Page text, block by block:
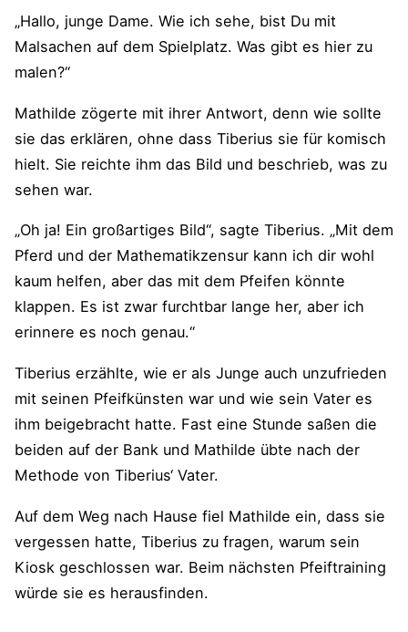
„Hallo, junge Dame. Wie ich sehe, bist Du mit
Malsachen auf dem Spielplatz. Was gibt es hier zu
malen?“
Mathilde zögerte mit ihrer Antwort, denn wie sollte
sie das erklären, ohne dass Tiberius sie für komisch
hielt. Sie reichte ihm das Bild und beschrieb, was zu
sehen war.
„Oh ja! Ein großartiges Bild“, sagte Tiberius. „Mit dem
Pferd und der Mathematikzensur kann ich dir wohl
kaum helfen, aber das mit dem Pfeifen könnte
klappen. Es ist zwar furchtbar lange her, aber ich
erinnere es noch genau.“
Tiberius erzählte, wie er als Junge auch unzufrieden
mit seinen Pfeifkünsten war und wie sein Vater es
ihm beigebracht hatte. Fast eine Stunde saßen die
beiden auf der Bank und Mathilde übte nach der
Methode von Tiberius‘ Vater.
Auf dem Weg nach Hause fiel Mathilde ein, dass sie
vergessen hatte, Tiberius zu fragen, warum sein
Kiosk geschlossen war. Beim nächsten Pfeiftraining
würde sie es herausfinden.